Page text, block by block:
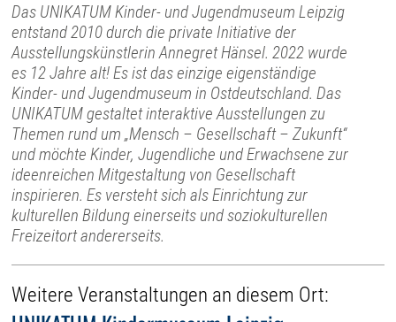
Das UNIKATUM Kinder- und Jugendmuseum Leipzig
entstand 2010 durch die private Initiative der
Ausstellungskünstlerin Annegret Hänsel. 2022 wurde
es 12 Jahre alt! Es ist das einzige eigenständige
Kinder- und Jugendmuseum in Ostdeutschland. Das
UNIKATUM gestaltet interaktive Ausstellungen zu
Themen rund um „Mensch – Gesellschaft – Zukunft“
und möchte Kinder, Jugendliche und Erwachsene zur
ideenreichen Mitgestaltung von Gesellschaft
inspirieren. Es versteht sich als Einrichtung zur
kulturellen Bildung einerseits und soziokulturellen
Freizeitort andererseits.
Weitere Veranstaltungen an diesem Ort: